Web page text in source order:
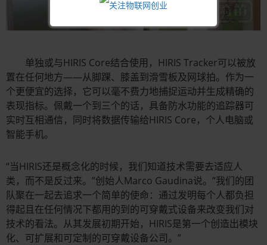
单独或与HIRIS Core结合使用，HIRIS Tracker可以被放
置在任何地方——从脚踝、膝盖到滑雪板及网球拍。作为一
个更便宜的选择，它可以毫不费力地捕捉运动并生成精确的
表现指标。佩戴一个到三个的话，具备防水功能的追踪器可
实时互相通信，同时将数据传输给HIRIS Core，个人电脑或
智能手机。
“当HIRIS还是概念化的时候，我们知道技术需要去适应人
类，而不是反过来。”创始人Marco Gaudina说。”我们的团
队聚在一起去追求一个简单的使命：通过发明每个人都负担
得起且在任何情况下都用的到的可穿戴式设备来改变我们对
技术的看法。从其发展初期开始，HIRIS是第一个创造出模块
化、可扩展和可定制的可穿戴设备公司。”